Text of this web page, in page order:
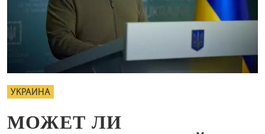
УКРАИНА
МОЖЕТ ЛИ